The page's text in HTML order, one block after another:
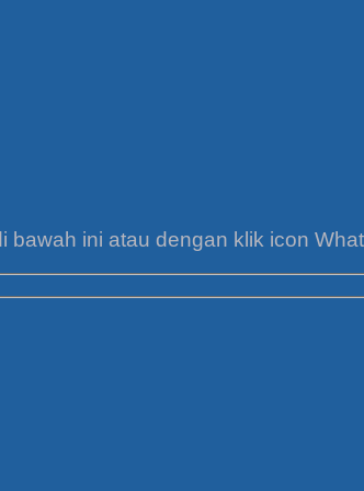
bawah ini atau dengan klik icon